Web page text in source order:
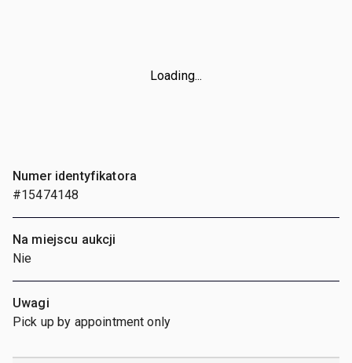
Loading...
Numer identyfikatora
#15474148
Na miejscu aukcji
Nie
Uwagi
Pick up by appointment only